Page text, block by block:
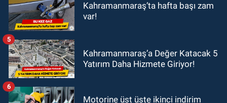
Kahramanmaraş’ta hafta başı zam
var!
Kahramanmaraş’a Değer Katacak 5
Yatırım Daha Hizmete Giriyor!
5
Motorine üst üste ikinci indirim
6